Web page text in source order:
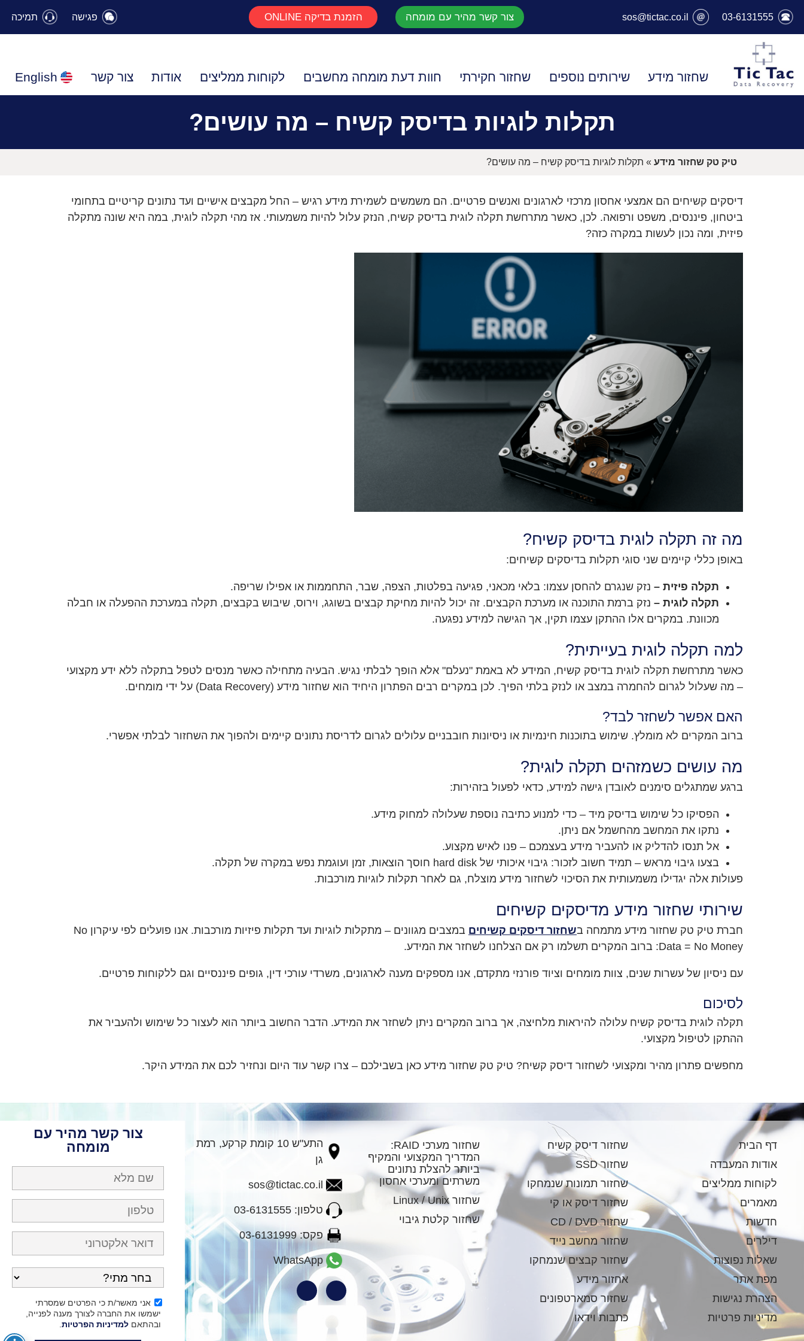
03-6131555
sos@tictac.co.il צור קשר מהיר עם מומחה הזמנת בדיקה ONLINE פגישה תמיכה
שחזור מידע שירותים נוספים שחזור חקירתי חוות דעת מומחה מחשבים לקוחות ממליצים אודות צור קשר English
תקלות לוגיות בדיסק קשיח – מה עושים?
טיק טק שחזור מידע » תקלות לוגיות בדיסק קשיח – מה עושים?
דיסקים קשיחים הם אמצעי אחסון מרכזי לארגונים ואנשים פרטיים. הם משמשים לשמירת מידע רגיש – החל מקבצים אישיים ועד נתונים קריטיים בתחומי
ביטחון, פיננסים, משפט ורפואה. לכן, כאשר מתרחשת תקלה לוגית בדיסק קשיח, הנזק עלול להיות משמעותי. אז מהי תקלה לוגית, במה היא שונה מתקלה
פיזית, ומה נכון לעשות במקרה כזה?
מה זה תקלה לוגית בדיסק קשיח?
באופן כללי קיימים שני סוגי תקלות בדיסקים קשיחים:
תקלה פיזית – נזק שנגרם להחסן עצמו: בלאי מכאני, פגיעה בפלטות, הצפה, שבר, התחממות או אפילו שריפה.
תקלה לוגית – נזק ברמת התוכנה או מערכת הקבצים. זה יכול להיות מחיקת קבצים בשוגג, וירוס, שיבוש בקבצים, תקלה במערכת ההפעלה או חבלה
מכוונת. במקרים אלו ההתקן עצמו תקין, אך הגישה למידע נפגעה.
למה תקלה לוגית בעייתית?
כאשר מתרחשת תקלה לוגית בדיסק קשיח, המידע לא באמת "נעלם" אלא הופך לבלתי נגיש. הבעיה מתחילה כאשר מנסים לטפל בתקלה ללא ידע מקצועי
– מה שעלול לגרום להחמרה במצב או לנזק בלתי הפיך. לכן במקרים רבים הפתרון היחיד הוא שחזור מידע (Data Recovery) על ידי מומחים.
האם אפשר לשחזר לבד?
ברוב המקרים לא מומלץ. שימוש בתוכנות חינמיות או ניסיונות חובבניים עלולים לגרום לדריסת נתונים קיימים ולהפוך את השחזור לבלתי אפשרי.
מה עושים כשמזהים תקלה לוגית?
ברגע שמתגלים סימנים לאובדן גישה למידע, כדאי לפעול בזהירות:
הפסיקו כל שימוש בדיסק מיד – כדי למנוע כתיבה נוספת שעלולה למחוק מידע.
נתקו את המחשב מהחשמל אם ניתן.
אל תנסו להדליק או להעביר מידע בעצמכם – פנו לאיש מקצוע.
בצעו גיבוי מראש – תמיד חשוב לזכור: גיבוי איכותי של hard disk חוסך הוצאות, זמן ועוגמת נפש במקרה של תקלה.
פעולות אלה יגדילו משמעותית את הסיכוי לשחזור מידע מוצלח, גם לאחר תקלות לוגיות מורכבות.
שירותי שחזור מידע מדיסקים קשיחים
חברת טיק טק שחזור מידע מתמחה בשחזור דיסקים קשיחים
במצבים מגוונים – מתקלות לוגיות ועד תקלות פיזיות מורכבות. אנו פועלים לפי עיקרון No
Data = No Money: ברוב המקרים תשלמו רק אם הצלחנו לשחזר את המידע.
עם ניסיון של עשרות שנים, צוות מומחים וציוד פורנזי מתקדם, אנו מספקים מענה לארגונים, משרדי עורכי דין, גופים פיננסיים וגם ללקוחות פרטיים.
לסיכום
תקלה לוגית בדיסק קשיח עלולה להיראות מלחיצה, אך ברוב המקרים ניתן לשחזר את המידע. הדבר החשוב ביותר הוא לעצור כל שימוש ולהעביר את
ההתקן לטיפול מקצועי.
מחפשים פתרון מהיר ומקצועי לשחזור דיסק קשיח? טיק טק שחזור מידע כאן בשבילכם – צרו קשר עוד היום ונחזיר לכם את המידע היקר.
דף הבית
אודות המעבדה
לקוחות ממליצים
מאמרים
חדשות
דילרים
שאלות נפוצות
מפת אתר
הצהרת נגישות
מדיניות פרטיות
שחזור דיסק קשיח
שחזור SSD
שחזור תמונות שנמחקו
שחזור דיסק או קי
שחזור CD / DVD
שחזור מחשב נייד
שחזור קבצים שנמחקו
אחזור מידע
שחזור סמארטפונים
כתבות וידאו
שחזור מערכי RAID:
המדריך המקצועי והמקיף
ביותר להצלת נתונים
משרתים ומערכי אחסון
שחזור Linux / Unix
שחזור קלטת גיבוי
התע"ש 10 קומת קרקע, רמת
גן
sos@tictac.co.il
טלפון: 03-6131555
פקס: 03-6131999
WhatsApp
צור קשר מהיר עם
מומחה
אני מאשר/ת כי הפרטים שמסרתי
ישמשו את החברה לצורך מענה לפנייה,
ובהתאם למדיניות הפרטיות.